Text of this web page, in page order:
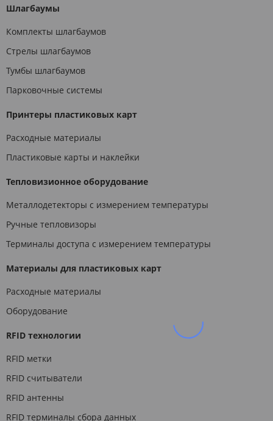
Шлагбаумы
Комплекты шлагбаумов
Стрелы шлагбаумов
Тумбы шлагбаумов
Парковочные системы
Принтеры пластиковых карт
Расходные материалы
Пластиковые карты и наклейки
Тепловизионное оборудование
Металлодетекторы с измерением температуры
Ручные тепловизоры
Терминалы доступа с измерением температуры
Материалы для пластиковых карт
Расходные материалы
Оборудование
RFID технологии
RFID метки
RFID считыватели
RFID антенны
RFID терминалы сбора данных